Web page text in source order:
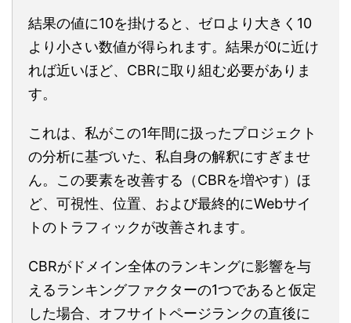
結果の値に10を掛けると、ゼロより大きく10
より小さい数値が得られます。結果が0に近け
れば近いほど、CBRに取り組む必要がありま
す。
これは、私がこの1年間に扱ったプロジェクト
の分析に基づいた、私自身の解釈にすぎませ
ん。この要素を改善する（CBRを増やす）ほ
ど、可視性、位置、および最終的にWebサイ
トのトラフィックが改善されます。
CBRがドメイン全体のランキングに影響を与
えるランキングファクターの1つであると仮定
した場合、オフサイトページランクの直後に